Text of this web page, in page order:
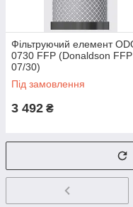
Фільтруючий елемент
0730 FFP (Donaldson FFP
07/30)
Під замовлення
3 492 ₴